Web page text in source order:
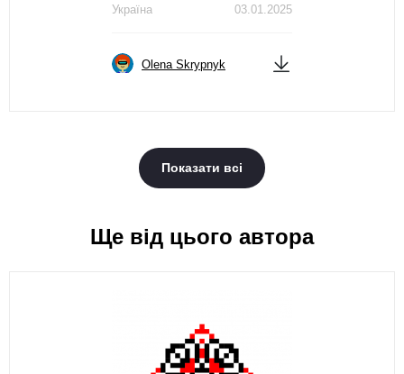
03.01.2025
Україна
Olena Skrypnyk
Показати всі
Ще від цього автора